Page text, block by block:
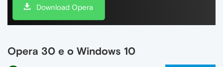
Download Opera
Opera 30 e o Windows 10